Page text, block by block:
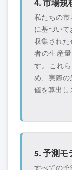
私たちの
に基づい
収集され
者の生産
す。これ
め、実際
値を算出し
5. 予測モ
すべての